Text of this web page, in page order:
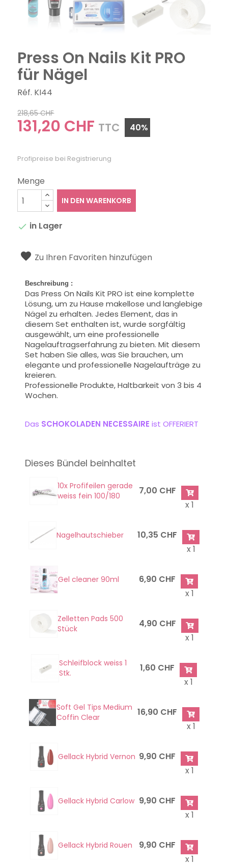
Press On Nails Kit PRO
für Nägel
Réf. KI44
218,65 CHF
131,20 CHF TTC 40%
Profipreise bei Registrierung
Menge
IN DEN WARENKORB
 in Lager
Zu Ihren Favoriten hinzufügen
Beschreibung :
Das Press On Nails Kit PRO ist eine komplette
Lösung, um zu Hause makellose und langlebige
Nägel zu erhalten. Jedes Element, das in
diesem Set enthalten ist, wurde sorgfältig
ausgewählt, um eine professionelle
Nagelauftragserfahrung zu bieten. Mit diesem
Set haben Sie alles, was Sie brauchen, um
elegante und professionelle Nagelaufträge zu
kreieren.
Professionelle Produkte, Haltbarkeit von 3 bis 4
Wochen.
Das SCHOKOLADEN NECESSAIRE ist OFFERIERT
Dieses Bündel beinhaltet
10x Profifeilen gerade
weiss fein 100/180
7,00 CHF
x 1
Nagelhautschieber
10,35 CHF
x 1
Gel cleaner 90ml
6,90 CHF
x 1
Zelletten Pads 500
Stück
4,90 CHF
x 1
Schleifblock weiss 1
Stk.
1,60 CHF
x 1
Soft Gel Tips Medium
Coffin Clear
16,90 CHF
x 1
Gellack Hybrid Vernon 9,90 CHF
x 1
Gellack Hybrid Carlow 9,90 CHF
x 1
Gellack Hybrid Rouen
9,90 CHF
x 1